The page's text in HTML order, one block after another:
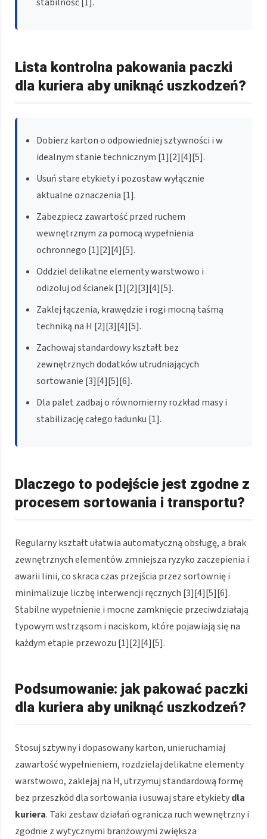
Lista kontrolna pakowania paczki
dla kuriera aby uniknąć uszkodzeń?
Dobierz karton o odpowiedniej sztywności i w
idealnym stanie technicznym [1][2][4][5].
Usuń stare etykiety i pozostaw wyłącznie
aktualne oznaczenia [1].
Zabezpiecz zawartość przed ruchem
wewnętrznym za pomocą wypełnienia
ochronnego [1][2][4][5].
Oddziel delikatne elementy warstwowo i
odizoluj od ścianek [1][2][3][4][5].
Zaklej łączenia, krawędzie i rogi mocną taśmą
techniką na H [2][3][4][5].
Zachowaj standardowy kształt bez
zewnętrznych dodatków utrudniających
sortowanie [3][4][5][6].
Dla palet zadbaj o równomierny rozkład masy i
stabilizację całego ładunku [1].
Dlaczego to podejście jest zgodne z
procesem sortowania i transportu?
Regularny kształt ułatwia automatyczną obsługę, a brak
zewnętrznych elementów zmniejsza ryzyko zaczepienia i
awarii linii, co skraca czas przejścia przez sortownię i
minimalizuje liczbę interwencji ręcznych [3][4][5][6].
Stabilne wypełnienie i mocne zamknięcie przeciwdziałają
typowym wstrząsom i naciskom, które pojawiają się na
każdym etapie przewozu [1][2][4][5].
Podsumowanie: jak pakować paczki
dla kuriera aby uniknąć uszkodzeń?
Stosuj sztywny i dopasowany karton, unieruchamiaj
zawartość wypełnieniem, rozdzielaj delikatne elementy
warstwowo, zaklejaj na H, utrzymuj standardową formę
bez przeszkód dla sortowania i usuwaj stare etykietydla
kuriera. Taki zestaw działań ogranicza ruch wewnętrzny i
zgodnie z wytycznymi branżowymi zwiększa